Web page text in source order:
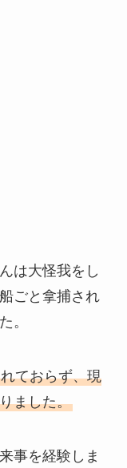
は大怪我をし
ごと拿捕され
。
ておらず、現
ました。
事を経験しま